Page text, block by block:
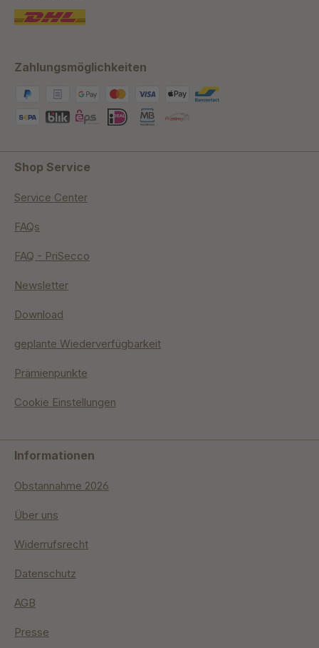
Zahlungsmöglichkeiten
Shop Service
Service Center
FAQs
FAQ - PriSecco
Newsletter
Download
geplante Wiederverfügbarkeit
Prämienpunkte
Cookie Einstellungen
Informationen
Obstannahme 2026
Über uns
Widerrufsrecht
Datenschutz
AGB
Presse